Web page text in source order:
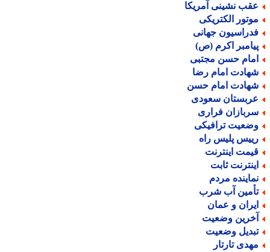
نشینی آمریکا
الکتریکی
جهانی
اکرم (ص)
حسن مجتبی
امام رضا
امام حسن
سعودی
فراری
ترافیکی
پلیس راه
اینترنت
ثابت
مردم
آب شرب
و عمان
وضعیت
وضعیت
تارتار